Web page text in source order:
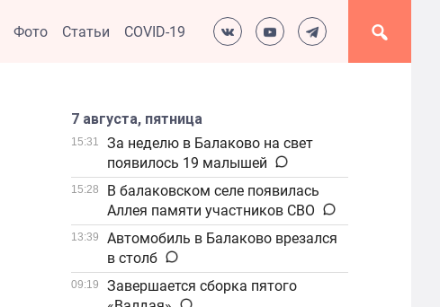
Фото Статьи COVID-19
7 августа, пятница
15:31
За неделю в Балаково на свет
появилось 19 малышей
15:28
В балаковском селе появилась
Аллея памяти участников СВО
13:39
Автомобиль в Балаково врезался
в столб
09:19
Завершается сборка пятого